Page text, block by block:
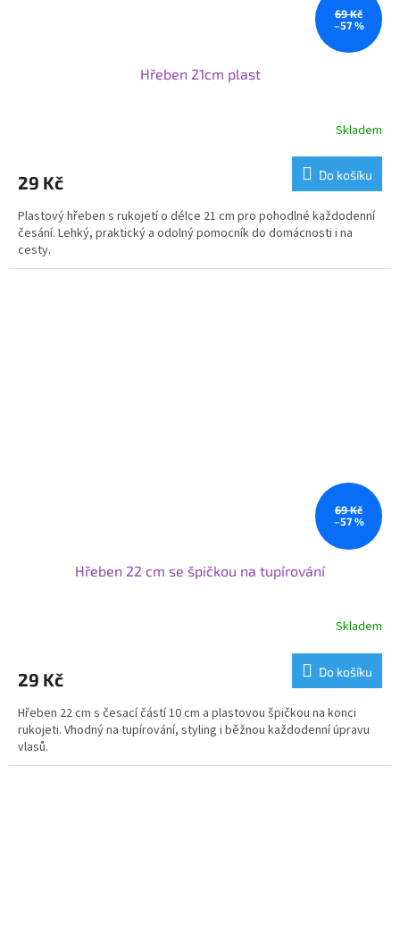
69 Kč
–57 %
Hřeben 21cm plast
Skladem
29 Kč Do košíku
Plastový hřeben s rukojetí o délce 21 cm pro pohodlné každodenní
česání. Lehký, praktický a odolný pomocník do domácnosti i na
cesty.
69 Kč
–57 %
Hřeben 22 cm se špičkou na tupírování
Skladem
29 Kč Do košíku
Hřeben 22 cm s česací částí 10 cm a plastovou špičkou na konci
rukojeti. Vhodný na tupírování, styling i běžnou každodenní úpravu
vlasů.